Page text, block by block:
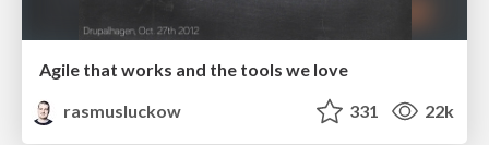
Agile that works and the tools we love
rasmusluckow
331 22k